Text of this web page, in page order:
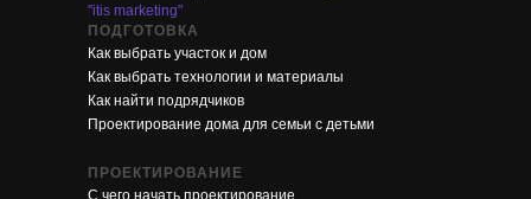
ПОДГОТОВКА
Как выбрать участок и дом
Как выбрать технологии и материалы
Как найти подрядчиков
ПРОЕКТИРОВАНИЕ
С чего начать проектирование
Проектирование дома для семьи с детьми
"itis marketing"